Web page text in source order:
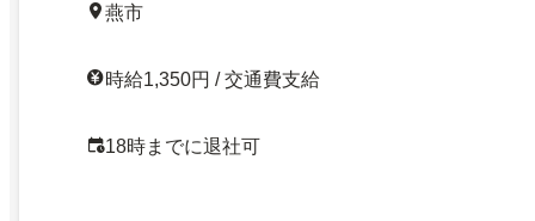
燕市
時給1,350円 / 交通費支給
18時までに退社可